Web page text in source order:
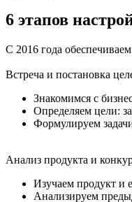
6 этапов
С 2016 года
Встреча и постановка
Знакомимся с
Определяем цели:
Формулируем
Анализ продукта и
Изучаем продукт и
Анализируем